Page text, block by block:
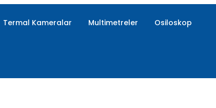
Termal Kameralar Multimetreler Osiloskop